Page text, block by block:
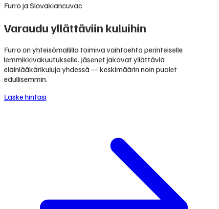
Furro ja Slovakiancuvac
Varaudu yllättäviin kuluihin
Furro on yhteisömallilla toimiva vaihtoehto perinteiselle
lemmikkivakuutukselle. Jäsenet jakavat yllättäviä
eläinlääkärikuluja yhdessä — keskimäärin noin puolet
edullisemmin.
Laske hintasi